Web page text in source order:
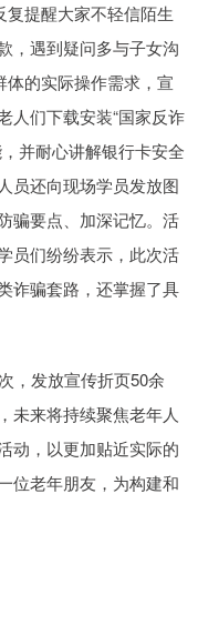
复提醒大家不轻信陌生
，遇到疑问多与子女沟
体的实际操作需求，宣
人们下载安装“国家反诈
并耐心讲解银行卡安全
员还向现场学员发放图
骗要点、加深记忆。活
员们纷纷表示，此次活
诈骗套路，还掌握了具
，发放宣传折页50余
未来将持续聚焦老年人
动，以更加贴近实际的
位老年朋友，为构建和